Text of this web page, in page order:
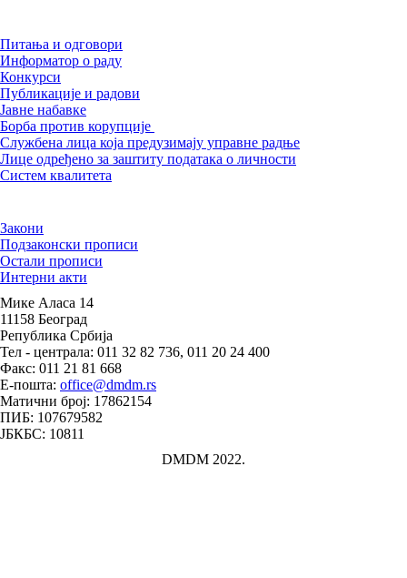
Питања и одговори
Информатор о раду
Конкурси
Публикације и радови
Јавне набавке
Борба против корупције
Службена лица која предузимају управне радње
Лице одређено за заштиту података о личности
Систем квалитета
Закони
Подзаконски прописи
Остали прописи
Интерни акти
Мике Аласа 14
11158 Београд
Република Србија
Тел - централа: 011 32 82 736, 011 20 24 400
Факс: 011 21 81 668
Е-пошта: office@dmdm.rs
Матични број: 17862154
ПИБ: 107679582
ЈБКБС: 10811
DMDM 2022.